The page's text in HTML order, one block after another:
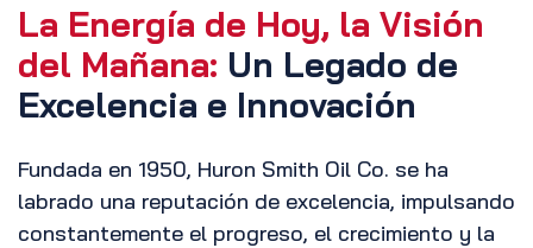
La Energía de Hoy, la Visión
del Mañana: Un Legado de
Excelencia e Innovación
Fundada en 1950, Huron Smith Oil Co. se ha
labrado una reputación de excelencia, impulsando
constantemente el progreso, el crecimiento y la